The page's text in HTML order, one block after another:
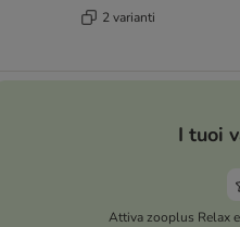
2 varianti
I tuoi
Attiva zooplus Relax